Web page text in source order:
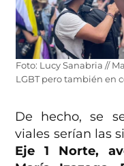
Foto: Lucy Sanabria //
LGBT pero también en
De hecho, se
viales serían las
Eje 1 Norte,